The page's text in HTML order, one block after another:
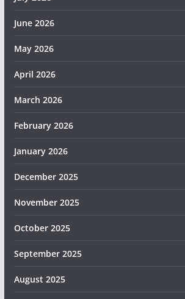
June 2026
May 2026
April 2026
March 2026
February 2026
January 2026
December 2025
November 2025
October 2025
September 2025
August 2025